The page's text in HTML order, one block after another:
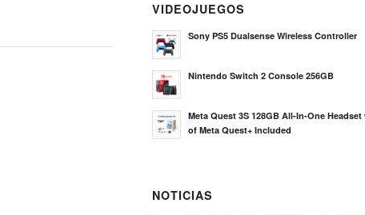
VIDEOJUEGOS
Sony PS5 Dualsense Wireless Controller
Nintendo Switch 2 Console 256GB
Meta Quest 3S 128GB All-In-One
of Meta Quest+ Included
NOTICIAS